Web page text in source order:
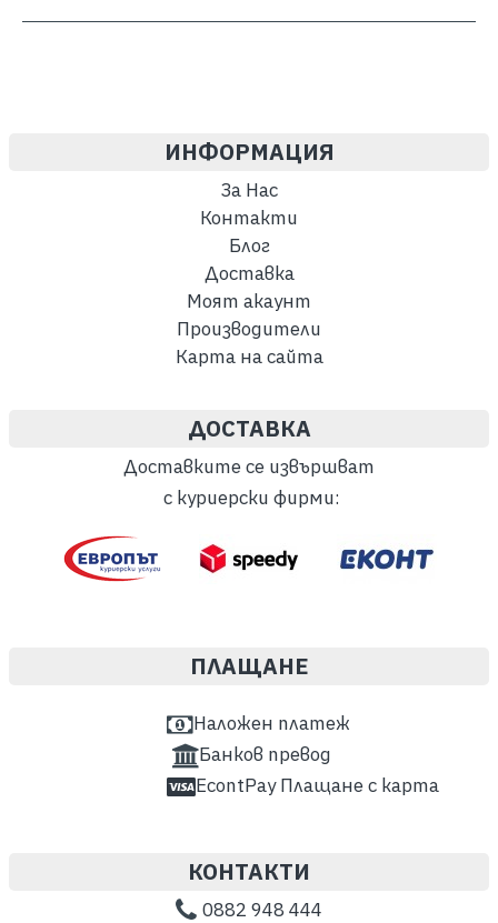
ИНФОРМАЦИЯ
За Нас
Контакти
Блог
Доставка
Моят акаунт
Производители
Карта на сайта
ДОСТАВКА
Доставките се извършват
с куриерски фирми:
ПЛАЩАНЕ
Наложен платеж
Банков превод
EcontPay Плащане с карта
КОНТАКТИ
0882 948 444